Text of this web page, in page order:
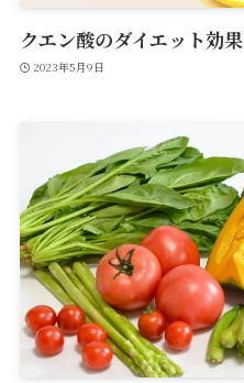
クエン酸のダイエット効果
2023年5月9日